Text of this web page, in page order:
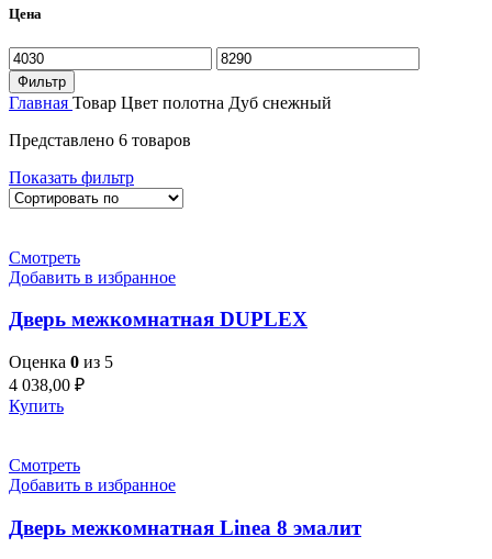
Цена
Минимальная
цена
Максимальная
цена
Фильтр
Главная Товар Цвет полотна Дуб снежный
Представлено 6 товаров
Показать фильтр
Смотреть
Добавить в избранное
Дверь межкомнатная DUPLEX
Оценка 0 из 5
4 038,00 ₽
Купить
Смотреть
Добавить в избранное
Дверь межкомнатная Linea 8 эмалит